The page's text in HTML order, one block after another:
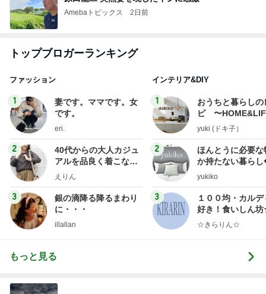
Amebaトピックス 2日前
トップブロガーランキング
ファッション
1
妻です。ママです。女
です。
eri.
2
40代からの大人カジュ
アルを品良く着こなす
ファッションブログ
えりん
3
銀の滴降る降るまわり
に・・・
illallan
インテリア&DIY
1
おうちと暮らしの
ピ 〜
yuki (ドキ子）
2
ほんとうに必要な
か持たない暮ら
ep Life Simple◆
yukiko
3
１００均・カルデ
好き！食いしん
らりん☆のブログ
☆きらりん☆
もっと見る